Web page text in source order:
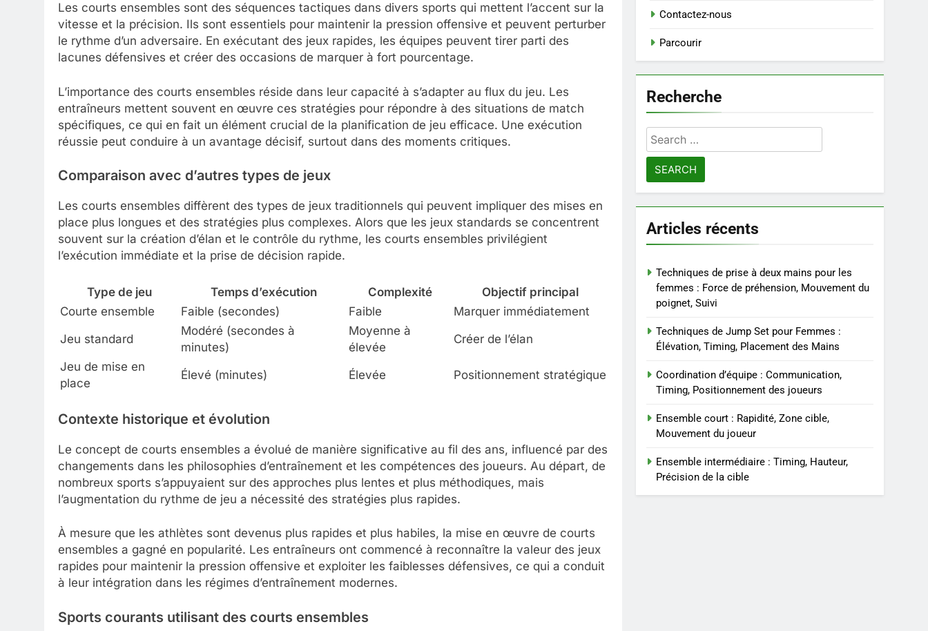
Les courts ensembles sont des séquences tactiques dans divers sports qui mettent l’accent sur la
vitesse et la précision. Ils sont essentiels pour maintenir la pression offensive et peuvent perturber
le rythme d’un adversaire. En exécutant des jeux rapides, les équipes peuvent tirer parti des
lacunes défensives et créer des occasions de marquer à fort pourcentage.
L’importance des courts ensembles réside dans leur capacité à s’adapter au flux du jeu. Les
entraîneurs mettent souvent en œuvre ces stratégies pour répondre à des situations de match
spécifiques, ce qui en fait un élément crucial de la planification de jeu efficace. Une exécution
réussie peut conduire à un avantage décisif, surtout dans des moments critiques.
Comparaison avec d’autres types de jeux
Les courts ensembles diffèrent des types de jeux traditionnels qui peuvent impliquer des mises en
place plus longues et des stratégies plus complexes. Alors que les jeux standards se concentrent
souvent sur la création d’élan et le contrôle du rythme, les courts ensembles privilégient
l’exécution immédiate et la prise de décision rapide.
Type de jeu Temps d’exécution Complexité
Objectif principal
Courte ensemble
Faible (secondes) Faible
Marquer immédiatement
Jeu standard
Modéré (secondes à
minutes)
Moyenne à
élevée
Créer de l’élan
Jeu de mise en
place
Élevé (minutes) Élevée Positionnement stratégique
Contexte historique et évolution
Le concept de courts ensembles a évolué de manière significative au fil des ans, influencé par des
changements dans les philosophies d’entraînement et les compétences des joueurs. Au départ, de
nombreux sports s’appuyaient sur des approches plus lentes et plus méthodiques, mais
l’augmentation du rythme de jeu a nécessité des stratégies plus rapides.
À mesure que les athlètes sont devenus plus rapides et plus habiles, la mise en œuvre de courts
ensembles a gagné en popularité. Les entraîneurs ont commencé à reconnaître la valeur des jeux
rapides pour maintenir la pression offensive et exploiter les faiblesses défensives, ce qui a conduit
à leur intégration dans les régimes d’entraînement modernes.
Sports courants utilisant des courts ensembles
Contactez-nous
Parcourir
Recherche
Search
for:
Articles récents
Techniques de prise à deux mains pour les
femmes : Force de préhension, Mouvement du
poignet, Suivi
Techniques de Jump Set pour Femmes :
Élévation, Timing, Placement des Mains
Coordination d’équipe : Communication,
Timing, Positionnement des joueurs
Ensemble court : Rapidité, Zone cible,
Mouvement du joueur
Ensemble intermédiaire : Timing, Hauteur,
Précision de la cible